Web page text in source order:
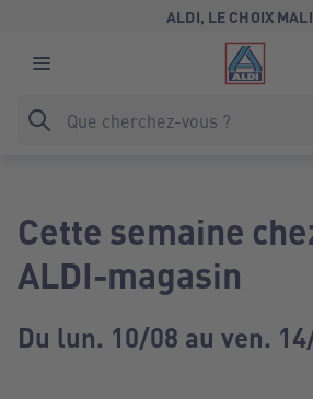
ALDI, LE CHOIX
Cette semaine
ALDI-magasin
Du lun. 10/08 au ven.